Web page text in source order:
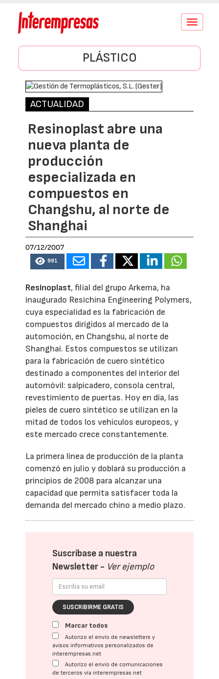
Conmutar
PLÁSTICO
ACTUALIDAD
Resinoplast abre una
nueva planta de
producción
especializada en
compuestos en
Changshu, al norte de
Shanghai
07/12/2007
991
Resinoplast, filial del grupo Arkema, ha
inaugurado Resichina Engineering Polymers,
cuya especialidad es la fabricación de
compuestos dirigidos al mercado de la
automoción, en Changshu, al norte de
Shanghai. Estos compuestos se utilizan
para la fabricación de cuero sintético
destinado a componentes del interior del
automóvil: salpicadero, consola central,
revestimiento de puertas. Hoy en día, las
pieles de cuero sintético se utilizan en la
mitad de todos los vehículos europeos, y
este mercado crece constantemente.
La primera línea de producción de la planta
comenzó en julio y doblará su producción a
principios de 2008 para alcanzar una
capacidad que permita satisfacer toda la
demanda del mercado chino a medio plazo.
Suscríbase a nuestra
Newsletter - Ver ejemplo
SUSCRIBIRME GRATIS
Marcar todos
Autorizo el envío de newsletters y
avisos informativos personalizados de
interempresas.net
Autorizo el envío de comunicaciones
de terceros vía interempresas.net